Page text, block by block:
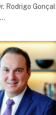
Rodrigo